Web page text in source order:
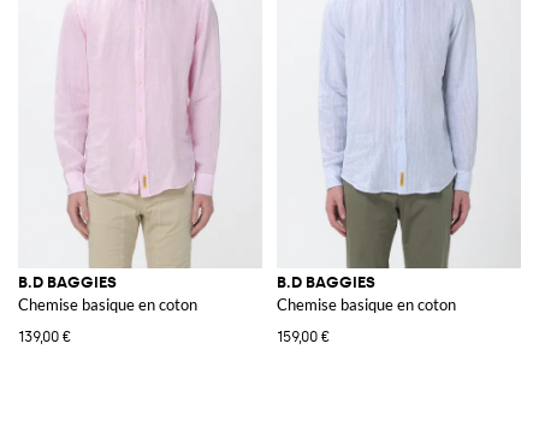
B.D BAGGIES
Chemise basique en coton
139,00 €
B.D BAGGIES
Chemise basique en coton
159,00 €